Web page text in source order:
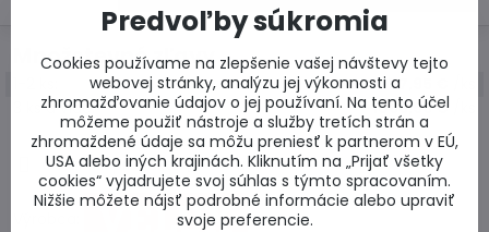
Množstevné zľavy
1117,95 €
a viac: 1066,55 €
Otázka k produktu Doručenia
Predvoľby súkromia
Cookies používame na zlepšenie vašej návštevy tejto
webovej stránky, analýzu jej výkonnosti a
zhromažďovanie údajov o jej používaní. Na tento účel
môžeme použiť nástroje a služby tretích strán a
zhromaždené údaje sa môžu preniesť k partnerom v EÚ,
USA alebo iných krajinách. Kliknutím na „Prijať všetky
cookies“ vyjadrujete svoj súhlas s týmto spracovaním.
Nižšie môžete nájsť podrobné informácie alebo upraviť
svoje preferencie.